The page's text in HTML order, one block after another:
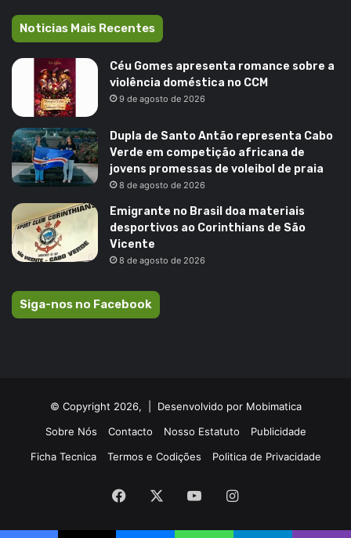
Noticias Mais Recentes
Céu Gomes apresenta romance sobre a
violência doméstica no CCM
9 de agosto de 2026
Dupla de Santo Antão representa Cabo
Verde em competição africana de
jovens promessas de voleibol de praia
8 de agosto de 2026
Emigrante no Brasil doa materiais
desportivos ao Corinthians de São
Vicente
8 de agosto de 2026
Siga-nos no Facebook
© Copyright 2026, | Desenvolvido por Mobimatica
Sobre Nós
Contacto Nosso Estatuto
Publicidade
Ficha Tecnica
Termos e Codições Politica de Privacidade
Facebook YouTubeInstagram